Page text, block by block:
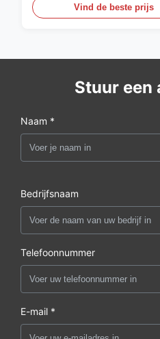
Vind de beste prijs
Stuur een
Naam *
Bedrijfsnaam
Telefoonnummer
E-mail *